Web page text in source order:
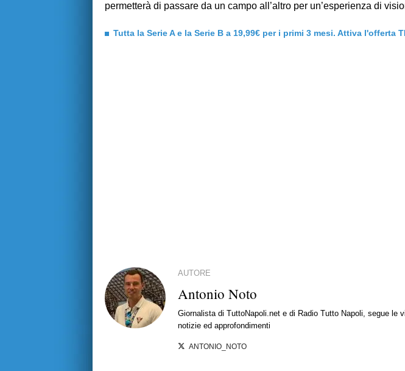
permetterà di passare da un campo all’altro per un’esperienza di
Tutta la Serie A e la Serie B a 19,99€ per i primi 3 mesi. Attiva l'offerta
AUTORE
Antonio Noto
Giornalista di TuttoNapoli.net e di Radio Tutto Napoli, segue le
notizie ed approfondimenti
ANTONIO_NOTO